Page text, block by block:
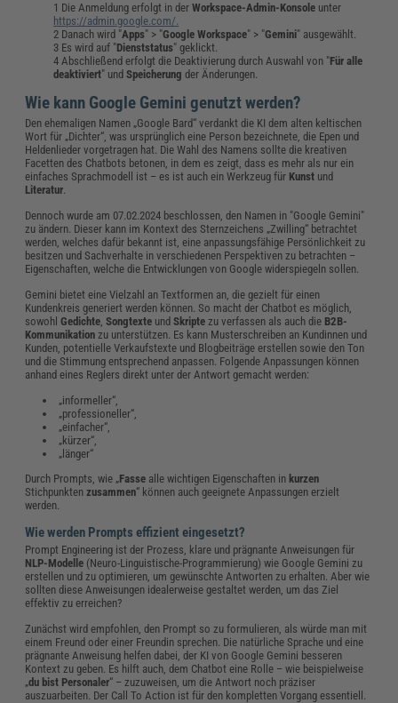
Die Anmeldung erfolgt in derWorkspace-Admin-Konsole unter
https://admin.google.com/.
Danach wird "Apps" > "Google Workspace" > "Gemini" ausgewählt.
Es wird auf "Dienststatus" geklickt.
Abschließend erfolgt die Deaktivierung durch Auswahl von "Für alle
deaktiviert" undSpeicherung der Änderungen.
Wie kann Google Gemini genutzt werden?
Den ehemaligen Namen „Google Bard“ verdankt die KI dem alten keltischen
Wort für „Dichter“, was ursprünglich eine Person bezeichnete, die Epen und
Heldenlieder vorgetragen hat. Die Wahl des Namens sollte die kreativen
Facetten des Chatbots betonen, in dem es zeigt, dass es mehr als nur ein
einfaches Sprachmodell ist – es ist auch ein Werkzeug für Kunst und
Literatur.
Dennoch wurde am 07.02.2024 beschlossen, den Namen in "Google Gemini"
zu ändern. Dieser kann im Kontext des Sternzeichens „Zwilling“ betrachtet
werden, welches dafür bekannt ist, eine anpassungsfähige Persönlichkeit zu
besitzen und Sachverhalte in verschiedenen Perspektiven zu betrachten –
Eigenschaften, welche die Entwicklungen von Google widerspiegeln sollen.
Gemini bietet eine Vielzahl an Textformen an, die gezielt für einen
Kundenkreis generiert werden können. So macht der Chatbot es möglich,
sowohlGedichte,Songtexte undSkripte zu verfassen als auch die B2B-
Kommunikation zu unterstützen. Es kann Musterschreiben an Kundinnen und
Kunden, potentielle Verkaufstexte und Blogbeiträge erstellen sowie den Ton
und die Stimmung entsprechend anpassen. Folgende Anpassungen können
anhand eines Reglers direkt unter der Antwort gemacht werden:
„informeller“,
„professioneller“,
„einfacher“,
„kürzer“,
„länger“
Durch Prompts, wie „Fasse alle wichtigen Eigenschaften in kurzen
Stichpunktenzusammen“ können auch geeignete Anpassungen erzielt
werden.
Wie werden Prompts effizient eingesetzt?
Prompt Engineering ist der Prozess, klare und prägnante Anweisungen für
NLP-Modelle (Neuro-Linguistische-Programmierung) wie Google Gemini zu
erstellen und zu optimieren, um gewünschte Antworten zu erhalten. Aber wie
sollten diese Anweisungen idealerweise gestaltet werden, um das Ziel
effektiv zu erreichen?
Zunächst wird empfohlen, den Prompt so zu formulieren, als würde man mit
einem Freund oder einer Freundin sprechen. Die natürliche Sprache und eine
prägnante Anweisung helfen dabei, der KI von Google Gemini besseren
Kontext zu geben. Es hilft auch, dem Chatbot eine Rolle – wie beispielweise
„du bist Personaler“ – zuzuweisen, um die Antwort noch präziser
auszuarbeiten. Der Call To Action ist für den kompletten Vorgang essentiell.